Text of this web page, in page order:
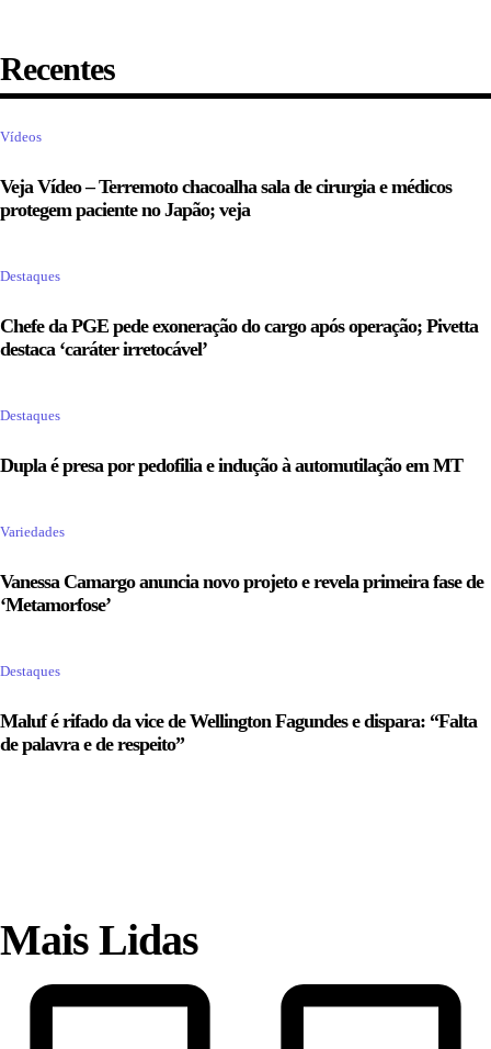
Recentes
Vídeos
Veja Vídeo – Terremoto chacoalha sala de cirurgia e médicos
protegem paciente no Japão; veja
Destaques
Chefe da PGE pede exoneração do cargo após operação; Pivetta
destaca ‘caráter irretocável’
Destaques
Dupla é presa por pedofilia e indução à automutilação em MT
Variedades
Vanessa Camargo anuncia novo projeto e revela primeira fase de
‘Metamorfose’
Destaques
Maluf é rifado da vice de Wellington Fagundes e dispara: “Falta
de palavra e de respeito”
Mais Lidas